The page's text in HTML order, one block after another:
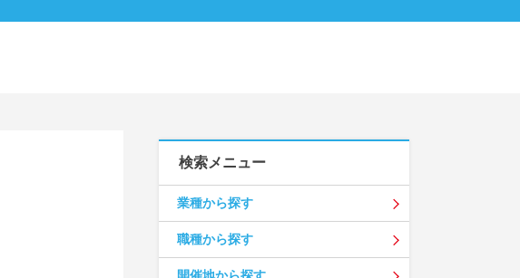
検索メニュー
業種から探す
職種から探す